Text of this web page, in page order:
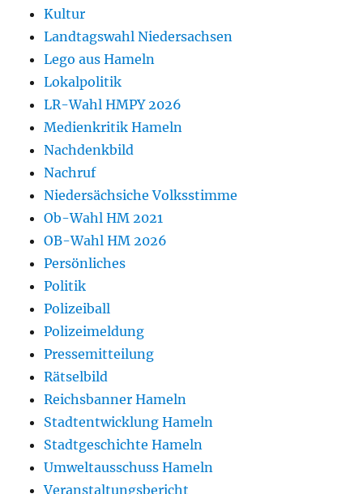
Kultur
Landtagswahl Niedersachsen
Lego aus Hameln
Lokalpolitik
LR-Wahl HMPY 2026
Medienkritik Hameln
Nachdenkbild
Nachruf
Niedersächsiche Volksstimme
Ob-Wahl HM 2021
OB-Wahl HM 2026
Persönliches
Politik
Polizeiball
Polizeimeldung
Pressemitteilung
Rätselbild
Reichsbanner Hameln
Stadtentwicklung Hameln
Stadtgeschichte Hameln
Umweltausschuss Hameln
Veranstaltungsbericht